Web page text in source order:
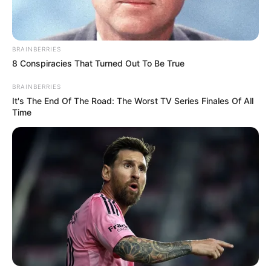
vehículos de carga.
BRAINBERRIES
8 Conspiracies That Turned Out To Be True
BRAINBERRIES
It's The End Of The Road: The Worst TV Series Finales Of All
Time